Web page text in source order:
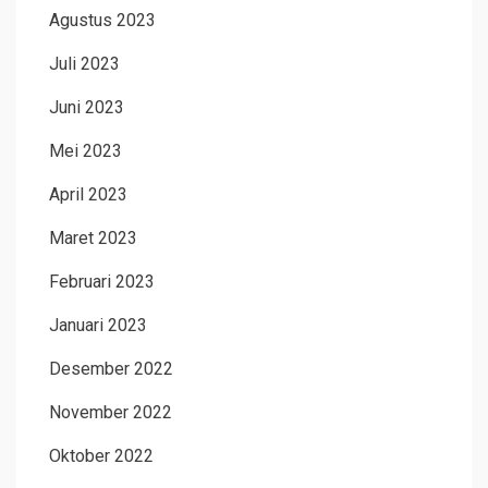
Agustus 2023
Juli 2023
Juni 2023
Mei 2023
April 2023
Maret 2023
Februari 2023
Januari 2023
Desember 2022
November 2022
Oktober 2022